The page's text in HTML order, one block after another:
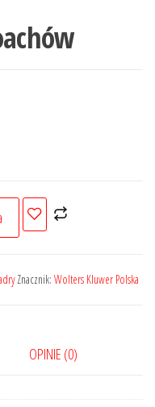
Znacznik: Wolters Kluwer Polska
OPINIE (0)